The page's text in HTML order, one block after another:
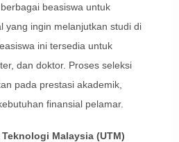
beasiswa untuk
yang ingin melanjutkan studi di
ini tersedia untuk
dan doktor. Proses seleksi
pada prestasi akademik,
finansial pelamar.
Malaysia (UTM)